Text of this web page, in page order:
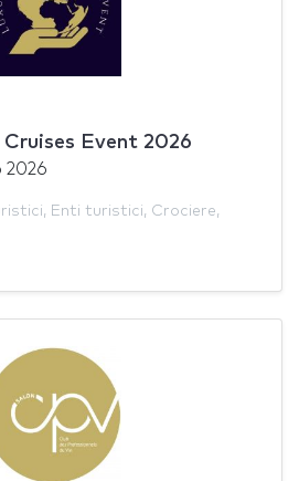
Cruises Event 2026
2026
, Enti turistici, Crociere,